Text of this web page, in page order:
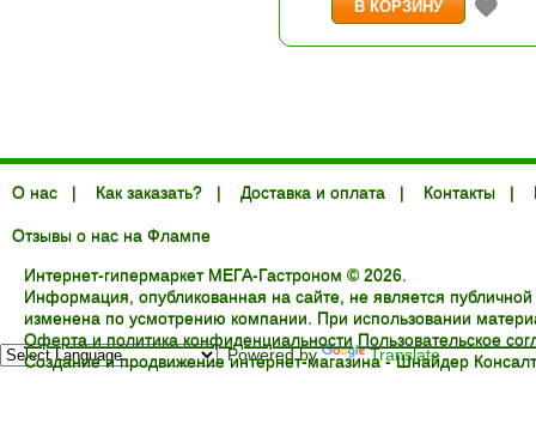
О нас | Как заказать? | Доставка и оплата | Контакты |
Отзывы о нас на Флампе
Интернет-гипермаркет МЕГА-Гастроном © 2026.
Информация, опубликованная на сайте, не является
изменена по усмотрению компании. При использовании
Оферта и политика конфиденциальности Пользовательское
Создание и продвижение интернет-магазина -Шнайдер
Powered by Translate